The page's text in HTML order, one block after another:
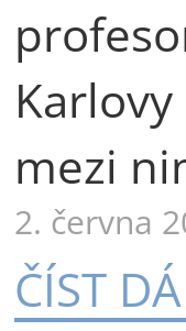
mezi
2. června
ČÍST